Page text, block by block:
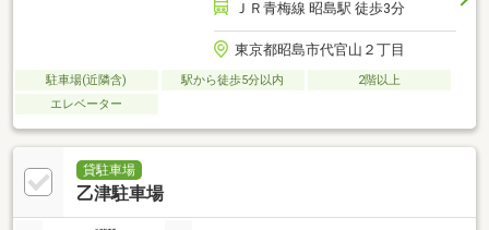
ＪＲ青梅線 昭島駅 徒歩3分
東京都昭島市代官山２丁目
駐車場(近隣含) 駅から徒歩5分以内
2階以上
エレベーター
貸駐車場
乙津駐車場